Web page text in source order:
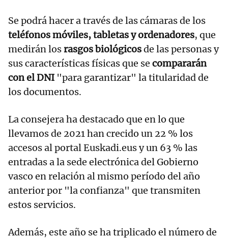
Se podrá hacer a través de las cámaras de los
teléfonos móviles, tabletas y ordenadores, que
medirán losrasgos biológicosde las personas y
sus características físicas que se compararán
con el DNI "para garantizar" la titularidad de
los documentos.
La consejera ha destacado que en lo que
llevamos de 2021 han crecido un 22 % los
accesos al portal Euskadi.eus y un 63 % las
entradas a la sede electrónica del Gobierno
vasco en relación al mismo período del año
anterior por "la confianza" que transmiten
estos servicios.
Además, este año se ha triplicado el número de